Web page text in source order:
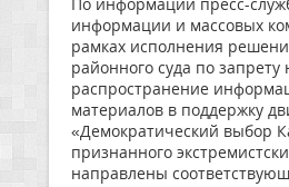
информации и массовых
рамках исполнения
районного суда по запрету
распространение
материалов в поддержку
«Демократический выбор
признанного
направлены